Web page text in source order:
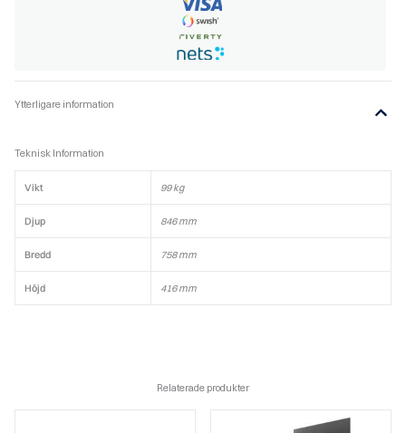
Ytterligare information
Teknisk Information
Vikt 99 kg
Djup 846 mm
Bredd 758 mm
Höjd 416 mm
Relaterade produkter